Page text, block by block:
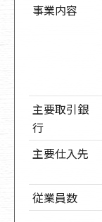
事業内容
主要取引銀
行
主要仕入先
従業員数